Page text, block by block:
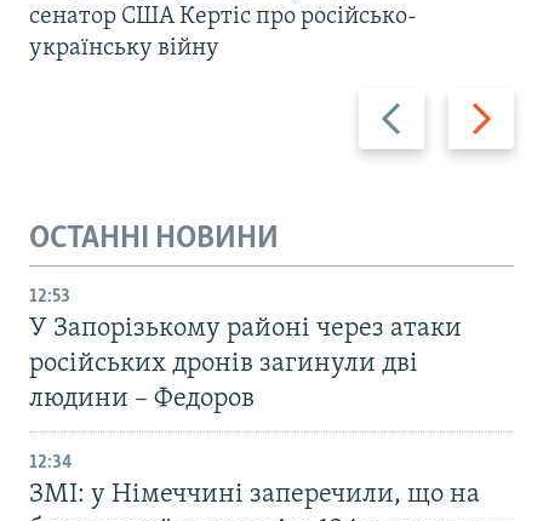
Назад Вперед
сенатор США Кертіс про російсько-
українську війну
ОСТАННІ НОВИНИ
12:53
У Запорізькому районі через атаки
російських дронів загинули дві
людини – Федоров
12:34
ЗМІ: у Німеччині заперечили, що на